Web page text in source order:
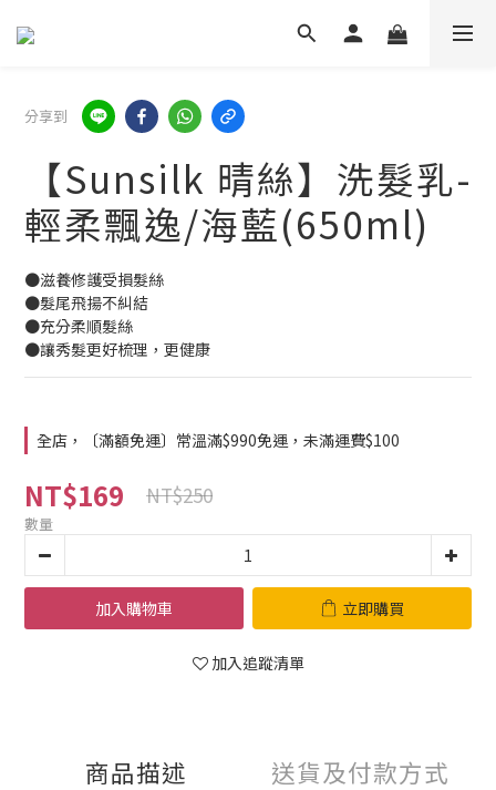
分享到
【Sunsilk 晴絲】洗髮乳-
輕柔飄逸/海藍(650ml)
●滋養修護受損髮絲
●髮尾飛揚不糾結
●充分柔順髮絲
●讓秀髮更好梳理，更健康
全店，〔滿額免運〕常溫滿$990免運，未滿運費$100
NT$169 NT$250
數量
加入購物車 立即購買
加入追蹤清單
商品描述 送貨及付款方式